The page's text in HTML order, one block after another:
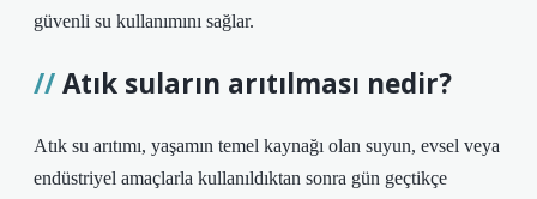
güvenli su kullanımını sağlar.
Atık suların arıtılması nedir?
Atık su arıtımı, yaşamın temel kaynağı olan suyun, evsel veya
endüstriyel amaçlarla kullanıldıktan sonra gün geçtikçe